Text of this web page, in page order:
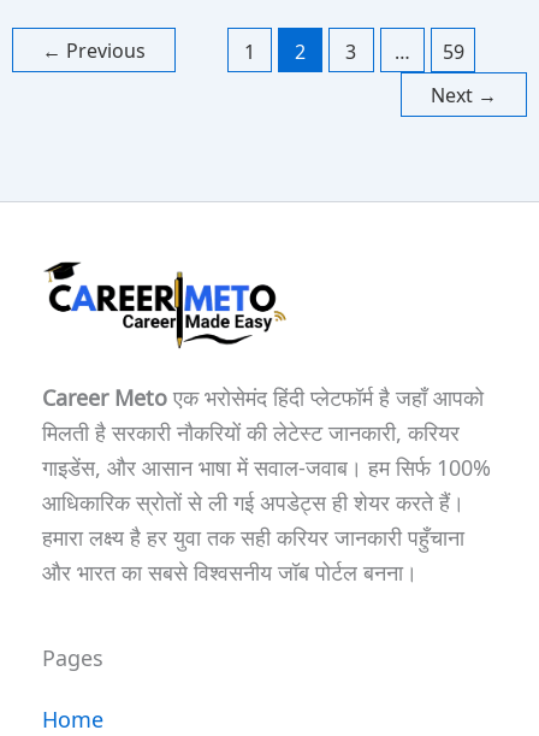
← Previous 1 2 3 …
59
Next →
Career Metoएक भरोसेमंद हिंदी प्लेटफॉर्म है जहाँ आपको
मिलती है सरकारी नौकरियों की लेटेस्ट जानकारी, करियर
गाइडेंस, और आसान भाषा में सवाल-जवाब। हम सिर्फ 100%
आधिकारिक स्रोतों से ली गई अपडेट्स ही शेयर करते हैं।
हमारा लक्ष्य है हर युवा तक सही करियर जानकारी पहुँचाना
और भारत का सबसे विश्वसनीय जॉब पोर्टल बनना।
Pages
Home